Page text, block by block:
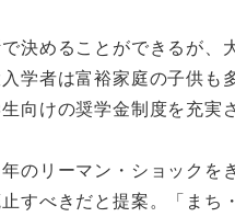
決めることができるが、
学者は富裕家庭の子供
向けの奨学金制度を充
のリーマン・ショック
すべきだと提案。「ま